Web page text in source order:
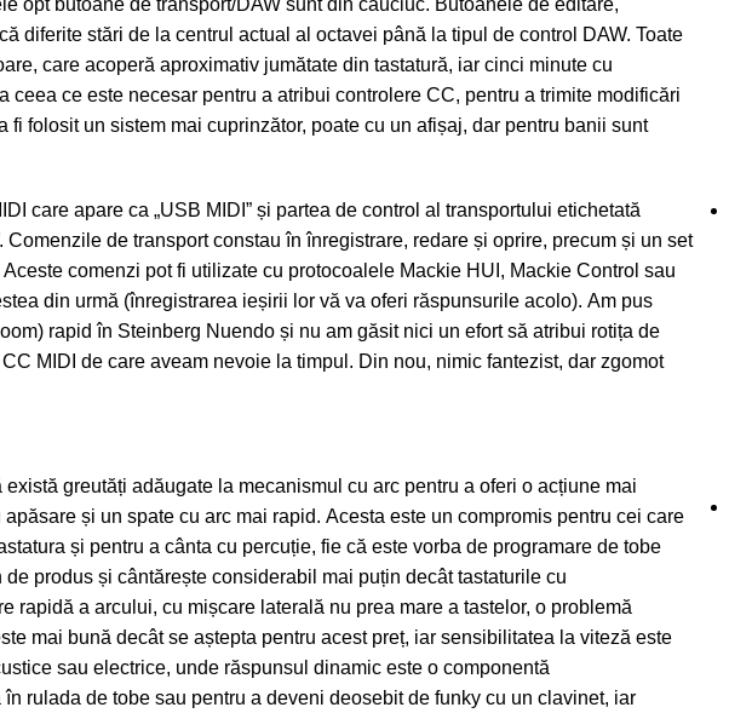
opt butoane de transport/DAW sunt din cauciuc. Butoanele de editare,
diferite stări de la centrul actual al octavei până la tipul de control DAW. Toate
care acoperă aproximativ jumătate din tastatură, iar cinci minute cu
ce este necesar pentru a atribui controlere CC, pentru a trimite modificări
folosit un sistem mai cuprinzător, poate cu un afișaj, dar pentru banii sunt
care apare ca „USB MIDI” și partea de control al transportului etichetată
Comenzile de transport constau în înregistrare, redare și oprire, precum și un set
comenzi pot fi utilizate cu protocoalele Mackie HUI, Mackie Control sau
din urmă (înregistrarea ieșirii lor vă va oferi răspunsurile acolo). Am pus
rapid în Steinberg Nuendo și nu am găsit nici un efort să atribui rotița de
MIDI de care aveam nevoie la timpul. Din nou, nimic fantezist, dar zgomot
greutăți adăugate la mecanismul cu arc pentru a oferi o acțiune mai
și un spate cu arc mai rapid. Acesta este un compromis pentru cei care
și pentru a cânta cu percuție, fie că este vorba de programare de tobe
produs și cântărește considerabil mai puțin decât tastaturile cu
rapidă a arcului, cu mișcare laterală nu prea mare a tastelor, o problemă
mai bună decât se aștepta pentru acest preț, iar sensibilitatea la viteză este
sau electrice, unde răspunsul dinamic este o componentă
rulada de tobe sau pentru a deveni deosebit de funky cu un clavinet, iar